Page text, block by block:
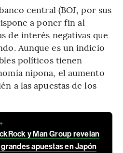
central (BOJ, por sus
a poner fin al
de interés negativas que
Aunque es un indicio
políticos tienen
nipona, el aumento
a las apuestas de los
y Man Group revelan
apuestas en Japón